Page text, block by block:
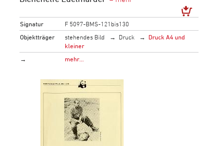
Signatur
F 5097-BMS-121bis130
Objektträger
stehendes Bild Druck
Druck A4 und
kleiner
→
mehr…